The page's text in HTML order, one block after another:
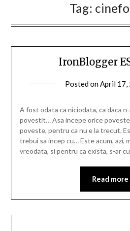
Tag:
IronBlogger
Posted onApril 17,
A fost odata ca niciodata, ca daca
povestit… Asa incepe orice
poveste, pentru ca nu e la trecut.
trebui sa incep cu… Este acum, azi,
vreodata, si pentru ca exista, s-ar
Read more